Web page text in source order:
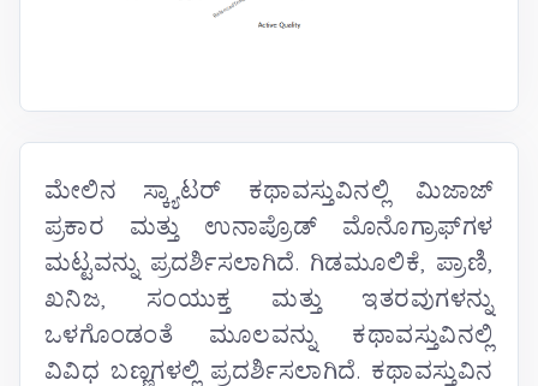
ಮೇಲಿನ ಸ್ಕ್ಯಾಟರ್ ಕಥಾವಸ್ತುವಿನಲ್ಲಿ ಮಿಜಾಜ್
ಪ್ರಕಾರ ಮತ್ತು ಉನಾಪ್ರೊಡ್ ಮೊನೊಗ್ರಾಫ್‌ಗಳ
ಮಟ್ಟವನ್ನು ಪ್ರದರ್ಶಿಸಲಾಗಿದೆ. ಗಿಡಮೂಲಿಕೆ, ಪ್ರಾಣಿ,
ಖನಿಜ, ಸಂಯುಕ್ತ ಮತ್ತು ಇತರವುಗಳನ್ನು
ಒಳಗೊಂಡಂತೆ ಮೂಲವನ್ನು ಕಥಾವಸ್ತುವಿನಲ್ಲಿ
ವಿವಿಧ ಬಣ್ಣಗಳಲ್ಲಿ ಪ್ರದರ್ಶಿಸಲಾಗಿದೆ. ಕಥಾವಸ್ತುವಿನ